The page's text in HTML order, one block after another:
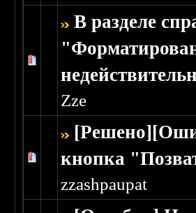
В разделе
Zze
Голосов: 0 - Средняя оценка: 0 из 5
кнопка
zzashpaupat
Голосов: 2 - Средняя оценка: 2 из 5
123 5